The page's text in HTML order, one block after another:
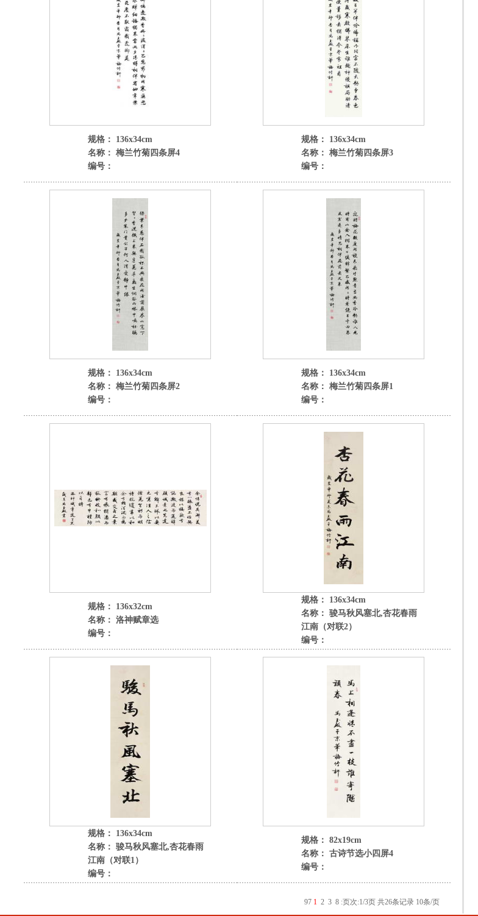
规格： 136x34cm
名称： 梅兰竹菊四条屏4
编号：
规格： 136x34cm
名称： 梅兰竹菊四条屏3
编号：
规格： 136x34cm
名称： 梅兰竹菊四条屏2
编号：
规格： 136x34cm
名称： 梅兰竹菊四条屏1
编号：
规格： 136x32cm
名称： 洛神赋章选
编号：
规格： 136x34cm
名称： 骏马秋风塞北,杏花春雨
江南（对联2）
编号：
规格： 136x34cm
名称： 骏马秋风塞北,杏花春雨
江南（对联1）
编号：
规格： 82x19cm
名称： 古诗节选小四屏4
编号：
97 1 2 3 8 :页次:1/3页 共26条记录 10条/页